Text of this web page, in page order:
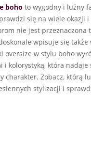
boho to wygodny i luźny
się na wiele okazji
nie jest przeznaczona
wpisuje się także
oversize w stylu boho
i kolorystyką, która nadaje
charakter. Zobacz, którą
stylizacji i